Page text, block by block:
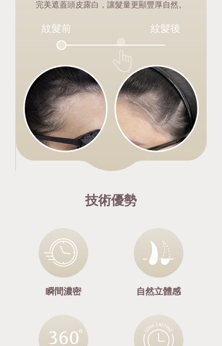
完美遮蓋頭皮露白，讓髮量更顯豐厚自然。
紋髮前 紋髮後
技術優勢
瞬間濃密 自然立體感